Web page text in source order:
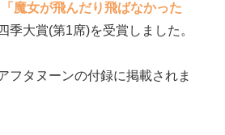
「魔女が飛んだり飛ばなかった
季大賞(第1席)を受賞しました。
フタヌーンの付録に掲載されま